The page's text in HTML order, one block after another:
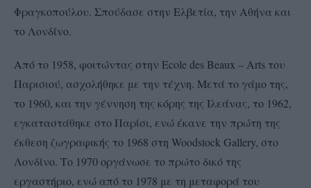
Φραγκοπούλου. Σπούδασε στην Ελβετία, την Αθήνα και
το Λονδίνο.
Από το 1958, φοιτώντας στην Ecole des Beaux – Arts του
Παρισιού, ασχολήθηκε με την τέχνη. Μετά το γάμο της,
το 1960, και την γέννηση της κόρης της Ιλεάνας, το 1962,
εγκαταστάθηκε στο Παρίσι, ενώ έκανε την πρώτη της
έκθεση ζωγραφικής το 1968 στη Woodstock Gallery, στο
Λονδίνο. Το 1970 οργάνωσε το πρώτο δικό της
εργαστήριο, ενώ από το 1978 με τη μεταφορά του